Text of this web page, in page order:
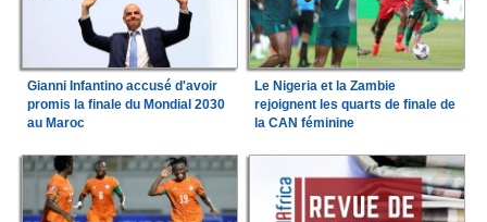
Gianni Infantino accusé d'avoir
promis la finale du Mondial 2030
au Maroc
Le Nigeria et la Zambie
rejoignent les quarts de finale de
la CAN féminine